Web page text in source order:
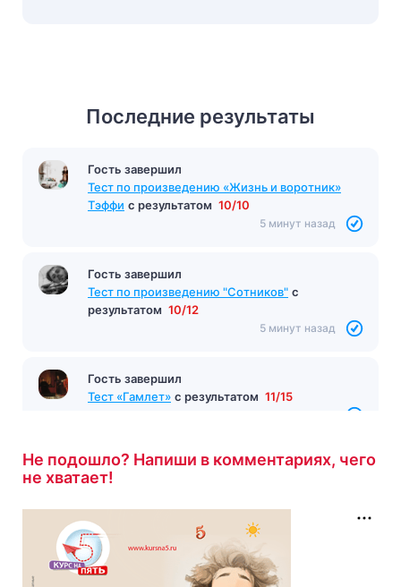
Последние результаты
Гость завершил
Тест по произведению «Жизнь и воротник»
Тэффи с результатом 10/10
5 минут назад
Гость завершил
Тест по произведению "Сотников" с
результатом 10/12
5 минут назад
Гость завершил
Тест «Гамлет» с результатом 11/15
Не подошло? Напиши в комментариях, чего
не хватает!